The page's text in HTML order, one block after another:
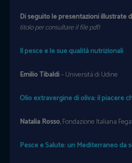
Di seguito le presentazioni illustrate
titolo per consultare il file pdf)
Il pesce e le sue qualità nutrizionali
Emilio Tibaldi– Università di Udine
Olio extravergine di oliva: il piacere
Natalia Rosso, Fondazione Italiana
Pesce e Salute: un Mediterraneo da